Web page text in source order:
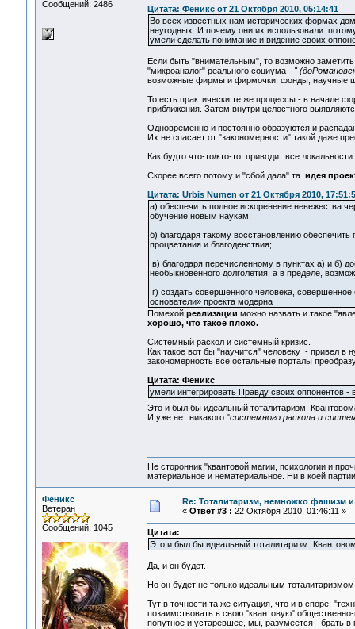
Сообщений: 2486
Цитата: Феникс от 21 Октября 2010, 05:14:41
Во всех известных нам исторических формах
неугодных. И почему они их использовали:
умели сделать понимание и видение своих
Если быть "внимательным", то возможно
"микроаналог" реального социума - "
возможные фирмы и фирмочки, фонды, научные
То есть практически те же процессы - в начале
приближения. Затем внутри целостного
Одновременно и постоянно образуются и
Их не спасает от "закономерности" такой даже
Как будто что-то/кто-то приводит все
Скорее всего потому и "сбой дала" та идея
Цитата: Urbis Numen от 21 Октября 2010,
а) обеспечить полное искоренение невежества
обучение новым наукам;
б) благодаря такому восстановлению
процветания и благоденствия;
в) благодаря перечисленному в пунктах а) и б)
необыкновенного долголетия, а в пределе,
г) создать совершенного человека,
основатели» проекта модерна
Помехой реализации можно назвать и такое
хорошо, что такое плохо.
Системный раскол и системный кризис.
Как такое вот бы "научится" человеку - привел в
закономерность все остальные порталы
Цитата: Феникс
умели интегрировать Правду своих оппонентов -
Это и был бы идеальный тоталитаризм.
И уже нет никакого "системного раскола и
Не сторонник "квантовой магии, психологии и
материальное и нематериальное. Ни в коей
Феникс
Ветеран
Сообщений: 1045
Re: Тоталитаризм, немножко фашизм и
« Ответ #3 : 22 Октября 2010, 01:46:11 »
Цитата:
Это и был бы идеальный тоталитаризм.
Да, и он будет.
Но он будет не только идеальным
Тут в точности та же ситуация, что и в споре:
позаимствовать в свою "квантовую"
попутное и устаревшее, мы, разумеется - брать в